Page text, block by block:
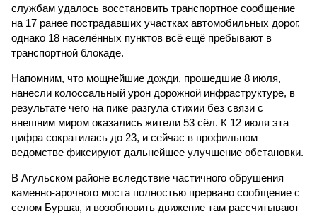
службам удалось восстановить транспортное сообщение
на 17 ранее пострадавших участках автомобильных дорог,
однако 18 населённых пунктов всё ещё пребывают в
транспортной блокаде.
Напомним, что мощнейшие дожди, прошедшие 8 июля,
нанесли колоссальный урон дорожной инфраструктуре, в
результате чего на пике разгула стихии без связи с
внешним миром оказались жители 53 сёл. К 12 июля эта
цифра сократилась до 23, и сейчас в профильном
ведомстве фиксируют дальнейшее улучшение обстановки.
В Агульском районе вследствие частичного обрушения
каменно-арочного моста полностью прервано сообщение с
селом Буршаг, и возобновить движение там рассчитывают